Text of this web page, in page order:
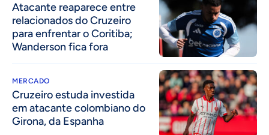
Atacante reaparece entre
relacionados do Cruzeiro
para enfrentar o Coritiba;
Wanderson fica fora
MERCADO
Cruzeiro estuda investida
em atacante colombiano do
Girona, da Espanha